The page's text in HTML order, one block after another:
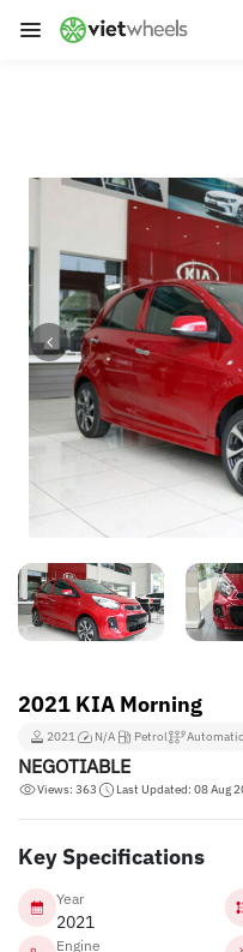
crossorigin
2021 KIA Morning
2021 N/A Petrol Automatic
NEGOTIABLE
Views: 363 Last Updated: 08 Aug
Key Specifications
Year
2021
Engine